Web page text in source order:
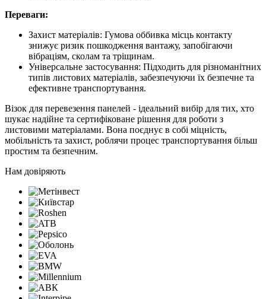
Переваги:
Захист матеріалів: Гумова оббивка місць контакту
знижує ризик пошкодження вантажу, запобігаючи
вібраціям, сколам та тріщинам.
Універсальне застосування: Підходить для різноманітних
типів листових матеріалів, забезпечуючи їх безпечне та
ефективне транспортування.
Візок для перевезення панелей - ідеальний вибір для тих, хто
шукає надійне та сертифіковане рішення для роботи з
листовими матеріалами. Вона поєднує в собі міцність,
мобільність та захист, роблячи процес транспортування більш
простим та безпечним.
Нам довіряють